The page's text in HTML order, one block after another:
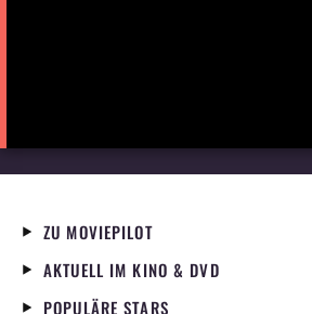
ZU MOVIEPILOT
AKTUELL IM KINO & DVD
POPULÄRE STARS